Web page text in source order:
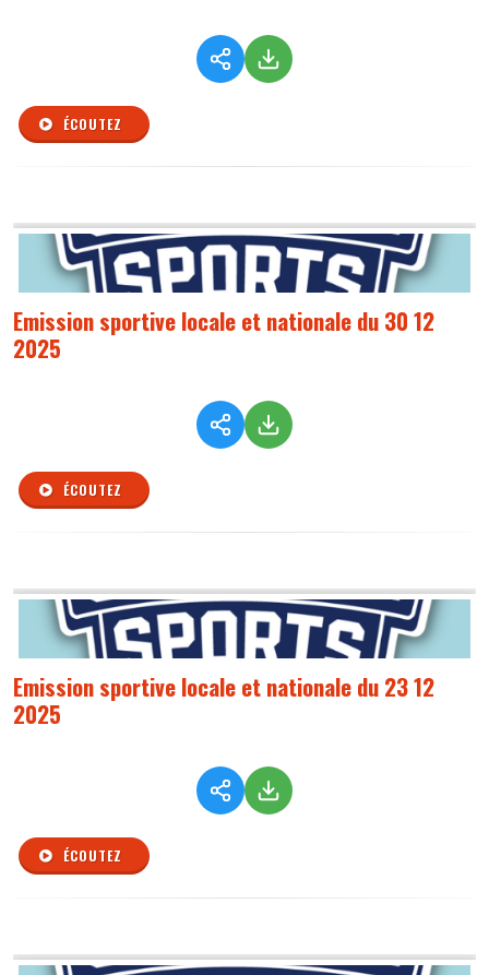
ÉCOUTEZ
Emission sportive locale et nationale du 30 12
2025
ÉCOUTEZ
Emission sportive locale et nationale du 23 12
2025
ÉCOUTEZ